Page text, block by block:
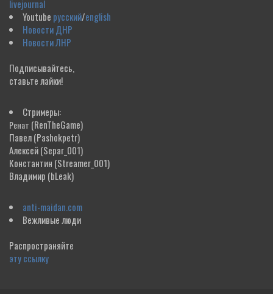
livejournal
Youtube русский/english
Новости ДНР
Новости ЛНР
Подписывайтесь,
ставьте лайки!
Стримеры:
Ренат (RenTheGame)
Павел(Pashokpetr)
Алексей(Separ_001)
Константин (Streamer_001)
Владимир (bLeak)
anti-maidan.com
Вежливые люди
Распространяйте
эту ссылку